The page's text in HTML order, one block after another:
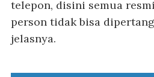
telepon, disini semua
person tidak bisa
jelasnya.